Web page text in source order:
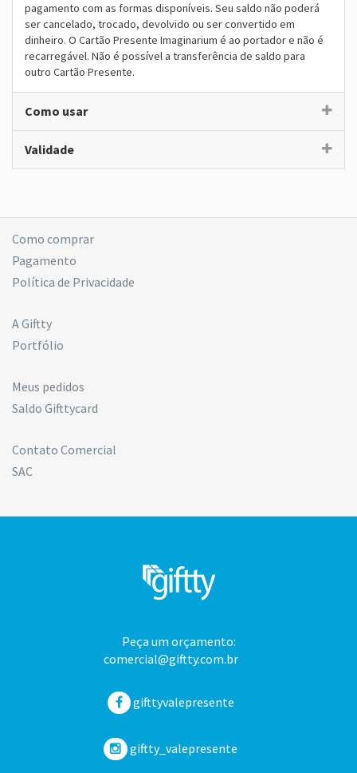
pagamento com as formas disponíveis. Seu saldo não poderá
ser cancelado, trocado, devolvido ou ser convertido em
dinheiro. O Cartão Presente Imaginarium é ao portador e não é
recarregável. Não é possível a transferência de saldo para
outro Cartão Presente.
Como usar
Validade
Como comprar
Pagamento
Política de Privacidade
A Giftty
Portfólio
Meus pedidos
Saldo Gifttycard
Contato Comercial
SAC
Peça um orçamento:
comercial@giftty.com.br
gifttyvalepresente
giftty_valepresente